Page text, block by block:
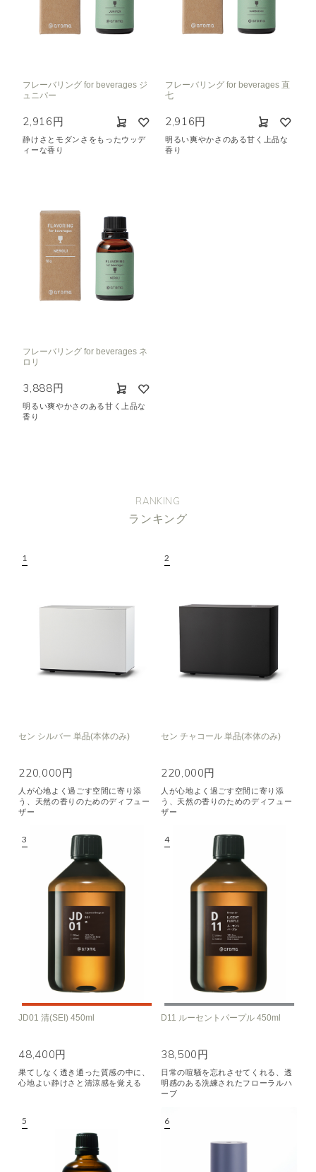
フレーバリング for beverages ジ
ュニパー
2,916円
静けさとモダンさをもったウッデ
ィーな香り
フレーバリング for beverages 直
七
2,916円
明るい爽やかさのある甘く上品な
香り
フレーバリング for beverages ネ
ロリ
3,888円
明るい爽やかさのある甘く上品な
香り
RANKING
ランキング
セン シルバー 単品(本体のみ)
220,000円
人が心地よく過ごす空間に寄り添
う、天然の香りのためのディフュー
ザー
セン チャコール 単品(本体のみ)
220,000円
人が心地よく過ごす空間に寄り添
う、天然の香りのためのディフュー
ザー
JD01 清(SEI) 450ml
48,400円
果てしなく透き通った質感の中に、
心地よい静けさと清涼感を覚える
D11 ルーセントパープル 450ml
38,500円
日常の喧騒を忘れさせてくれる、透
明感のある洗練されたフローラルハ
ーブ